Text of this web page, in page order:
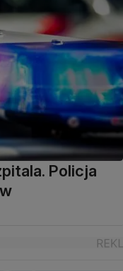
Policja